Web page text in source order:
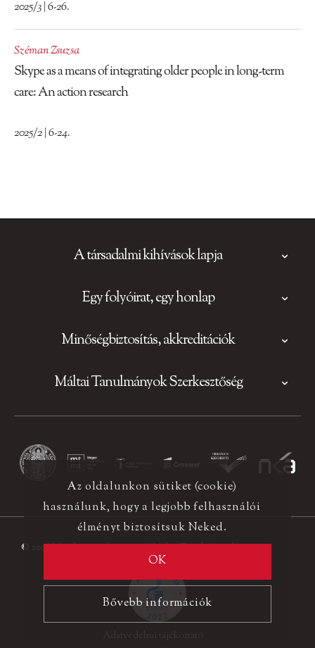
2025/3 | 6-26.
Széman Zsuzsa
Skype as a means of integrating older people in long-term
care: An action research
2025/2 | 6-24.
A társadalmi kihívások lapja
Egy folyóirat, egy honlap
Minőségbiztosítás, akkreditációk
Máltai Tanulmányok Szerkesztőség
© 2026 Minden jog fenntartva! Máltai Tanulmányok
Az oldalunkon sütiket (cookie)
használunk, hogy a legjobb felhasználói
élményt biztosítsuk Neked.
OK
Bővebb információk